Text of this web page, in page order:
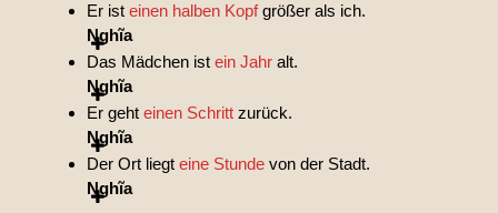
Er ist einen halben Kopfgrößer als ich.
Nghĩa
Das Mädchen ist ein Jahr alt.
Nghĩa
Er geht einen Schrittzurück.
Nghĩa
Der Ort liegt eine Stundevon der Stadt.
Nghĩa